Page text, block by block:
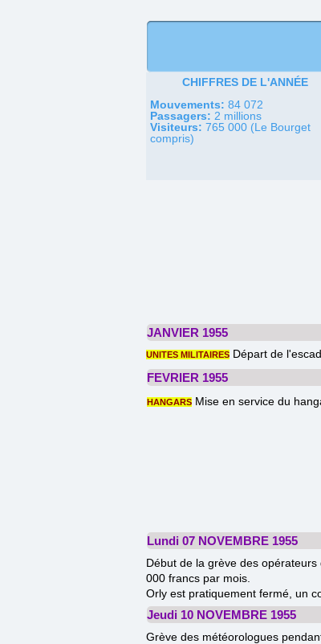
CHIFFRES DE L'ANNÉE
Mouvements: 84 072
Passagers: 2 millions
Visiteurs: 765 000 (Le Bourget
compris)
JANVIER 1955
UNITES MILITAIRES Départ de
FEVRIER 1955
HANGARS Mise en service du
Lundi 07 NOVEMBRE 1955
Début de la grève des
000 francs par mois.
Orly est pratiquement fermé, un
Jeudi 10 NOVEMBRE 1955
Grève des météorologues